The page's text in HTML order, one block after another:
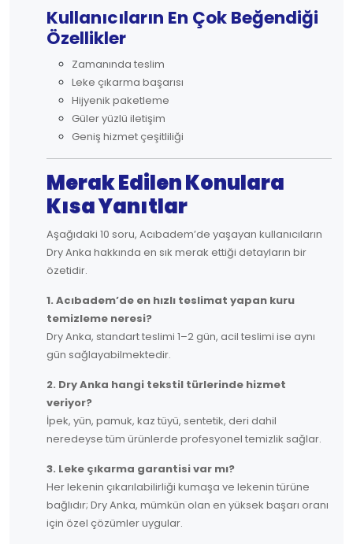
Kullanıcıların En Çok Beğendiği
Özellikler
Zamanında teslim
Leke çıkarma başarısı
Hijyenik paketleme
Güler yüzlü iletişim
Geniş hizmet çeşitliliği
Merak Edilen Konulara
Kısa Yanıtlar
Aşağıdaki 10 soru, Acıbadem’de yaşayan kullanıcıların
Dry Anka hakkında en sık merak ettiği detayların bir
özetidir.
1. Acıbadem’de en hızlı teslimat yapan kuru
temizleme neresi?
Dry Anka, standart teslimi 1–2 gün, acil teslimi ise aynı
gün sağlayabilmektedir.
2. Dry Anka hangi tekstil türlerinde hizmet
veriyor?
İpek, yün, pamuk, kaz tüyü, sentetik, deri dahil
neredeyse tüm ürünlerde profesyonel temizlik sağlar.
3. Leke çıkarma garantisi var mı?
Her lekenin çıkarılabilirliği kumaşa ve lekenin türüne
bağlıdır; Dry Anka, mümkün olan en yüksek başarı oranı
için özel çözümler uygular.